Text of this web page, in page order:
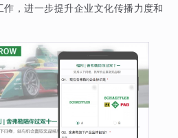
作，进一步提升企业文化传播力度和